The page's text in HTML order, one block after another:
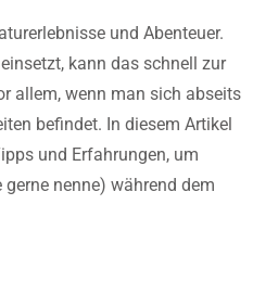
und Abenteuer.
kann das schnell zur
allem, wenn man sich abseits
befindet. In diesem Artikel
und Erfahrungen, um
nenne) während dem